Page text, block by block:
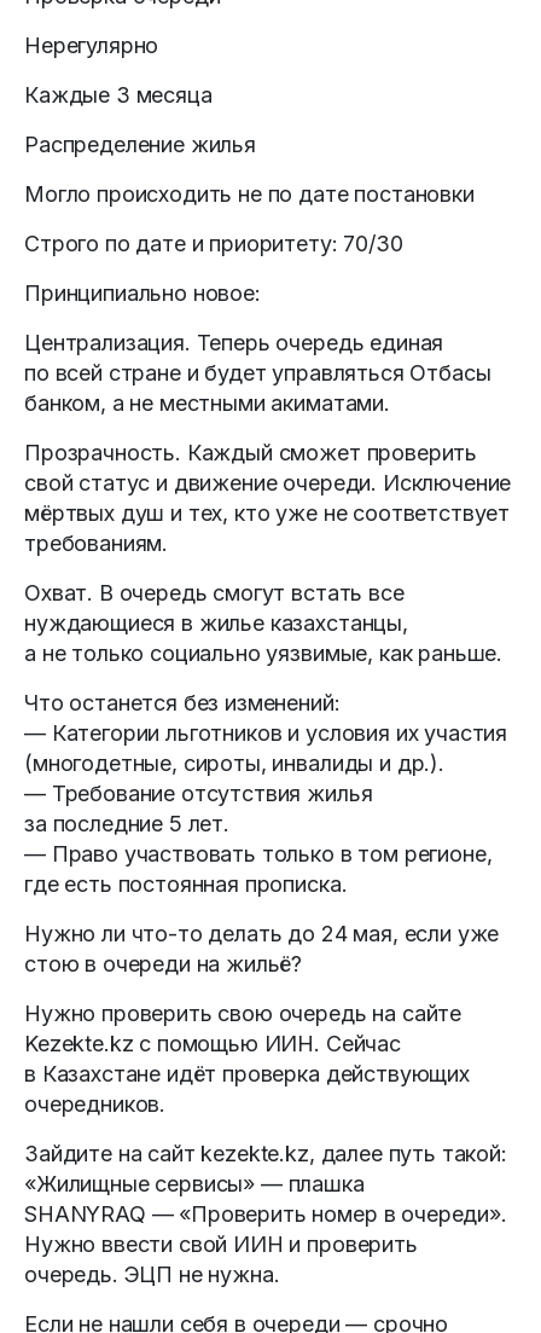
Нерегулярно
Каждые 3 месяца
Распределение жилья
Могло происходить не по дате постановки
Строго по дате и приоритету: 70/30
Принципиально новое:
Централизация. Теперь очередь единая
по всей стране и будет управляться Отбасы
банком, а не местными акиматами.
Прозрачность. Каждый сможет проверить
свой статус и движение очереди. Исключение
мёртвых душ и тех, кто уже не соответствует
требованиям.
Охват. В очередь смогут встать все
нуждающиеся в жилье казахстанцы,
а не только социально уязвимые, как раньше.
Что останется без изменений:
— Категории льготников и условия их участия
(многодетные, сироты, инвалиды и др.).
— Требование отсутствия жилья
за последние 5 лет.
— Право участвовать только в том регионе,
где есть постоянная прописка.
Нужно ли что-то делать до 24 мая, если уже
стою в очереди на жильё?
Нужно проверить свою очередь на сайте
Kezekte.kz с помощью ИИН. Сейчас
в Казахстане идёт проверка действующих
очередников.
Зайдите на сайт kezekte.kz, далее путь такой:
«Жилищные сервисы» — плашка
SHANYRAQ — «Проверить номер в очереди».
Нужно ввести свой ИИН и проверить
очередь. ЭЦП не нужна.
Если не нашли себя в очереди — срочно